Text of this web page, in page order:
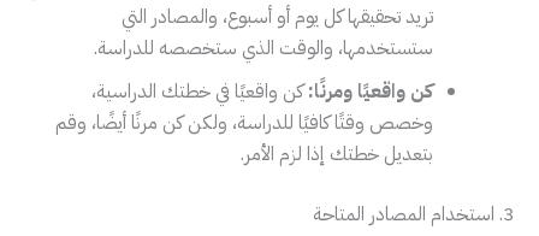
تريد تحقيقها كل يوم أو أسبوع، والمصادر التي
ستستخدمها، والوقت الذي ستخصصه للدراسة.
كن واقعيًا ومرنًا:كن واقعيًا في خطتك الدراسية،
وخصص وقتًا كافيًا للدراسة، ولكن كن مرنًا أيضًا، وقم
بتعديل خطتك إذا لزم الأمر.
3. استخدام المصادر المتاحة